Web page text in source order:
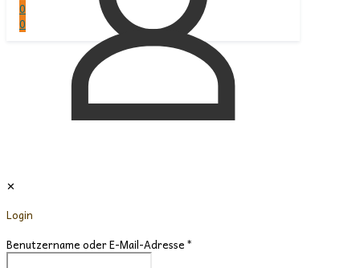
✕
Login
Benutzername oder E-Mail-Adresse*
0
0